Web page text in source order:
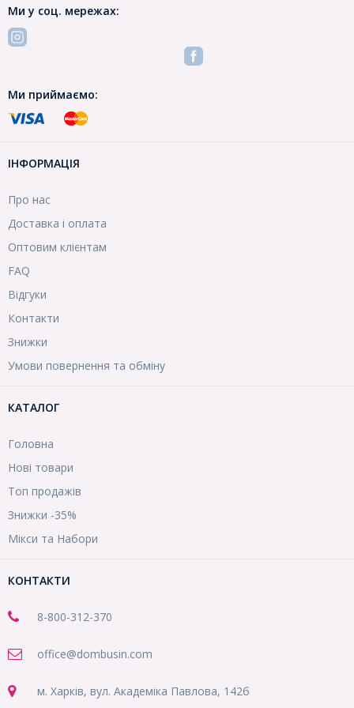
Ми у соц. мережах:
Ми приймаємо:
ІНФОРМАЦІЯ
Про нас
Доставка і оплата
Оптовим клієнтам
FAQ
Відгуки
Контакти
Знижки
Умови повернення та обміну
КАТАЛОГ
Головна
Нові товари
Топ продажів
Знижки -35%
Мікси та Набори
КОНТАКТИ
8-800-312-370
office@dombusin.com
м. Харків, вул. Академіка Павлова, 142б